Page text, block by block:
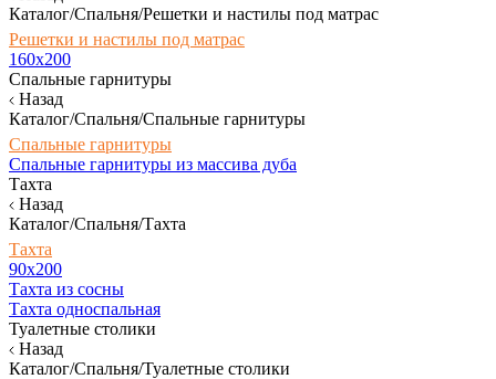
Каталог/Спальня/Решетки и настилы под матрас
Решетки и настилы под матрас
160х200
Спальные гарнитуры
Назад
Каталог/Спальня/Спальные гарнитуры
Спальные гарнитуры
Спальные гарнитуры из массива дуба
Тахта
Назад
Каталог/Спальня/Тахта
Тахта
90х200
Тахта из сосны
Тахта односпальная
Туалетные столики
Назад
Каталог/Спальня/Туалетные столики